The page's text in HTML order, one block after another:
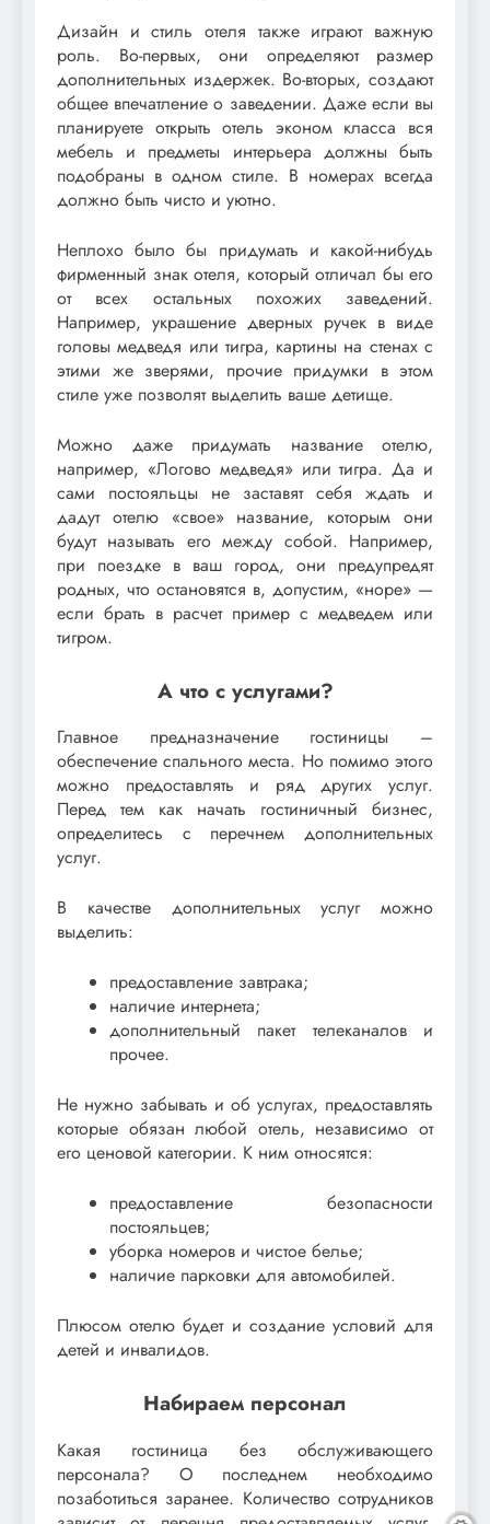
Дизайн и стиль отеля также играют важную
роль. Во-первых, они определяют размер
дополнительных издержек. Во-вторых, создают
общее впечатление о заведении. Даже если вы
планируете открыть отель эконом класса вся
мебель и предметы интерьера должны быть
подобраны в одном стиле. В номерах всегда
должно быть чисто и уютно.
Неплохо было бы придумать и какой-нибудь
фирменный знак отеля, который отличал бы его
от всех остальных похожих заведений.
Например, украшение дверных ручек в виде
головы медведя или тигра, картины на стенах с
этими же зверями, прочие придумки в этом
стиле уже позволят выделить ваше детище.
Можно даже придумать название отелю,
например, «Логово медведя» или тигра. Да и
сами постояльцы не заставят себя ждать и
дадут отелю «свое» название, которым они
будут называть его между собой. Например,
при поездке в ваш город, они предупредят
родных, что остановятся в, допустим, «норе» —
если брать в расчет пример с медведем или
тигром.
А что с услугами?
Главное предназначение гостиницы –
обеспечение спального места. Но помимо этого
можно предоставлять и ряд других услуг.
Перед тем как начать гостиничный бизнес,
определитесь с перечнем дополнительных
услуг.
В качестве дополнительных услуг можно
выделить:
предоставление завтрака;
наличие интернета;
дополнительный пакет телеканалов и
прочее.
Не нужно забывать и об услугах, предоставлять
которые обязан любой отель, независимо от
его ценовой категории. К ним относятся:
предоставление безопасности
постояльцев;
уборка номеров и чистое белье;
наличие парковки для автомобилей.
Плюсом отелю будет и создание условий для
детей и инвалидов.
Набираем персонал
Какая гостиница без обслуживающего
персонала? О последнем необходимо
позаботиться заранее. Количество сотрудников